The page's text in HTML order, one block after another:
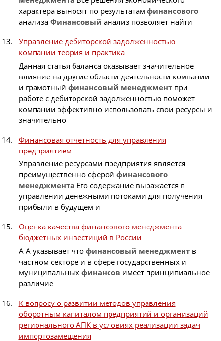
характера выносят по результатам финансового
анализа Финансовый анализ позволяет найти
Управление дебиторской задолженностью
компании теория и практика
Данная статья баланса оказывает значительное
влияние на другие области деятельности компании
и грамотный финансовый менеджментпри
работе с дебиторской задолженностью поможет
компании эффективно использовать свои ресурсы и
значительно
Финансовая отчетность для управления
предприятием
Управление ресурсами предприятия является
преимущественно сферой финансового
менеджмента Его содержание выражается в
управлении денежными потоками для получения
прибыли в будущем и
Оценка качества финансового менеджмента
бюджетных инвестиций в России
А А указывает что финансовый менеджментв
частном секторе и в сфере государственных и
муниципальных финансов имеет принципиальное
различие
К вопросу о развитии методов управления
оборотным капиталом предприятий и организаций
регионального АПК в условиях реализации задач
импортозамещения